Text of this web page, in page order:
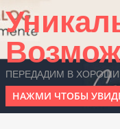
ПЕРЕДАДИМ В
НАЖМИ ЧТОБЫ